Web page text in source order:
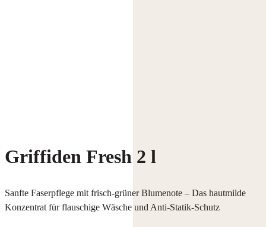
Griffiden Fresh 2 l
Sanfte Faserpflege mit frisch-grüner Blumenote – Das hautmilde
Konzentrat für flauschige Wäsche und Anti-Statik-Schutz